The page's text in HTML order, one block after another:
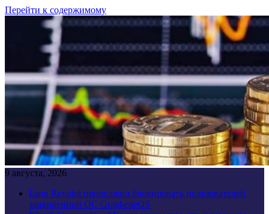
Перейти к содержимому
9 августа, 2026
Банк Revolut продолжил блокировать пользователей
защищенной ОС GrapheneOS